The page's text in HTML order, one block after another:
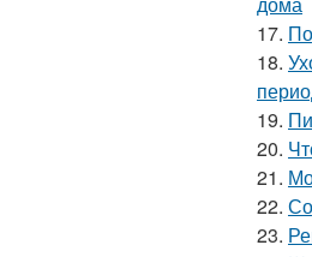
17.
18.
19.
20.
21.
22.
23.